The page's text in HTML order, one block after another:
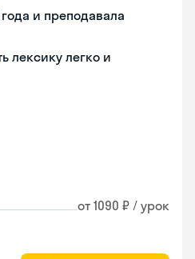
и преподавала
лексику легко и
от 1090 ₽ / урок